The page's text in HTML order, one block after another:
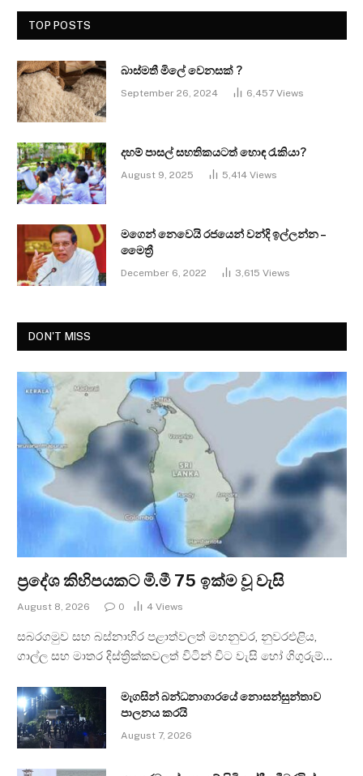
TOP POSTS
බාස්මතී මිලේ වෙනසක් ?
September 26, 2024 6,457 Views
දහම් පාසල් සහතිකයටත් හොඳ රැකියා?
August 9, 2025 5,414 Views
මගෙන් නෙවෙයි රජයෙන් වන්දි ඉල්ලන්න –
මෛත්‍රී
December 6, 2022 3,615 Views
DON'T MISS
ප්‍රදේශ කිහිපයකට මි.මී 75 ඉක්ම වූ වැසි
August 8, 2026 0 4 Views
සබරගමුව සහ බස්නාහිර පළාත්වලත් මහනුවර, නුවරඑළිය,
ගාල්ල සහ මාතර දිස්ත්‍රික්කවලත් විටින් විට වැසි හෝ ගිගුරුම්…
මැගසින් බන්ධනාගාරයේ නොසන්සුන්තාව
පාලනය කරයි
August 7, 2026